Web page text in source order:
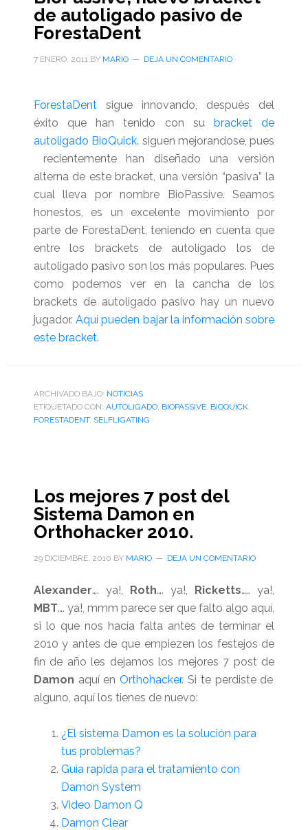
de autoligado pasivo de
ForestaDent
7 ENERO, 2011BY MARIO DEJA UN COMENTARIO
ForestaDent sigue innovando, después del
éxito que han tenido con su bracket de
autoligado BioQuick. siguen mejorandose, pues
recientemente han diseñado una versión
alterna de este bracket, una versión “pasiva” la
cual lleva por nombre BioPassive. Seamos
honestos, es un excelente movimiento por
parte de ForestaDent, teniendo en cuenta que
entre los brackets de autoligado los de
autoligado pasivo son los más populares. Pues
como podemos ver en la cancha de los
brackets de autoligado pasivo hay un nuevo
jugador.Aquí pueden bajar la información sobre
este bracket.
ARCHIVADO BAJO: NOTICIAS
ETIQUETADO CON: AUTOLIGADO, BIOPASSIVE, BIOQUICK,
FORESTADENT, SELFLIGATING
Los mejores 7 post del
Sistema Damon en
Orthohacker 2010.
29 DICIEMBRE, 2010 BY MARIO DEJA UN COMENTARIO
Alexander…. ya!, Roth…. ya!, Ricketts….. ya!,
MBT…. ya!, mmm parece ser que falto algo aquí,
si lo que nos hacía falta antes de terminar el
2010 y antes de que empiezen los festejos de
fin de año les dejamos los mejores 7 post de
Damon aquí enOrthohacker. Si te perdiste de
alguno, aquí los tienes de nuevo:
¿El sistema Damon es la solución para
tus problemas?
Guìa rapida para el tratamiento con
Damon System
Video Damon Q
Damon Clear